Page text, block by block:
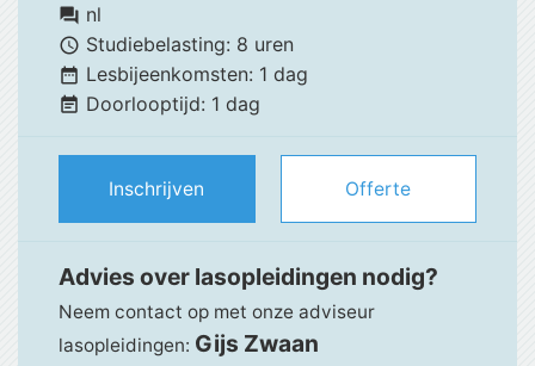
forum nl
schedule Studiebelasting: 8 uren
date_range Lesbijeenkomsten: 1 dag
event_note Doorlooptijd: 1 dag
Inschrijven Offerte
Advies over lasopleidingen nodig?
Neem contact op met onze adviseur
lasopleidingen: Gijs Zwaan